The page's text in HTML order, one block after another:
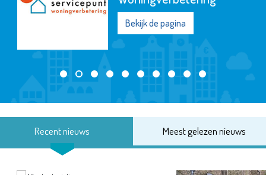
Bekijk de pagina
Recent nieuws Meest gelezen nieuws